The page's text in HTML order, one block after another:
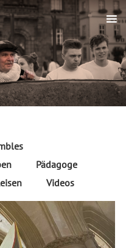
Pädagoge
Videos